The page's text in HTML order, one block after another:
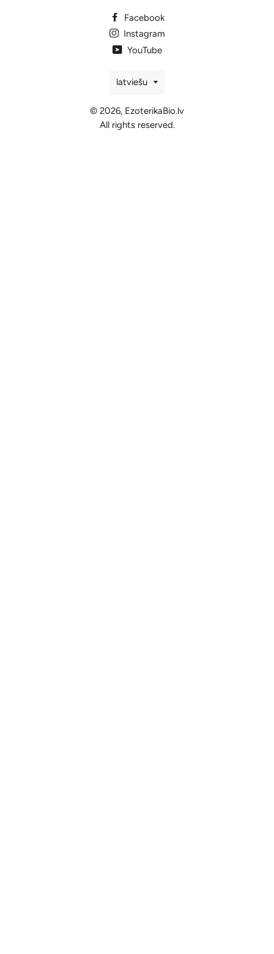
Facebook
Instagram
YouTube
Valoda
latviešu
© 2026, EzoterikaBio.lv
All rights reserved.